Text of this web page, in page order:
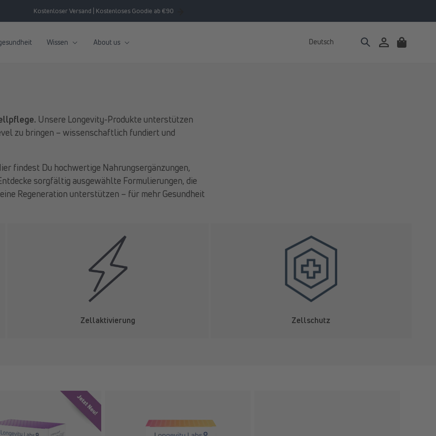
Kostenloser Versand | Kostenloses Goodie ab €90
Wissen About us Deutsch EinloggenWarenkorb
Unsere Longevity-Produkte unterstützen
zu bringen – wissenschaftlich fundiert und
findest Du hochwertige Nahrungsergänzungen,
sorgfältig ausgewählte Formulierungen, die
Regeneration unterstützen – für mehr Gesundheit
Zellaktivierung Zellschutz